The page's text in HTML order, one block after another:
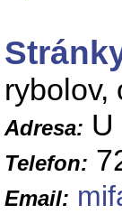
rybolov,
Adresa: U
Telefon:
Email: